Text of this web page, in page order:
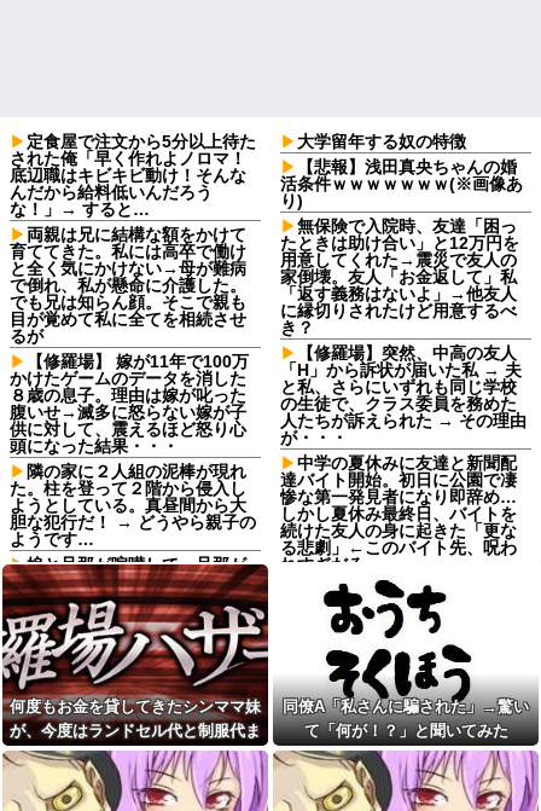
定食屋で注文から5分以上待た
された俺「早く作れよノロマ！
底辺職はキビキビ動け！そんな
んだから給料低いんだろう
な！」→ すると…
両親は兄に結構な額をかけて
育ててきた。私には高卒で働け
と全く気にかけない→母が難病
で倒れ、私が懸命に介護した。
でも兄は知らん顔。そこで親も
目が覚めて私に全てを相続させ
るが
【修羅場】 嫁が11年で100万
かけたゲームのデータを消した
８歳の息子。理由は嫁が叱った
腹いせ→滅多に怒らない嫁が子
供に対して、震えるほど怒り心
頭になった結果・・・
隣の家に２人組の泥棒が現れ
た。柱を登って２階から侵入し
ようとしている。真昼間から大
胆な犯行だ！ → どうやら親子の
ようです…
娘と旦那が喧嘩して、旦那が
「だからお前は嫌われるんだ
よ！」と言い放ってしまっ
て・・・
義父「事故を起こす前に免許
を返そうと思う」私「その決断
は立派ですね…」→義父の一言
に胸が熱くなって…
どれだけ食べても体型が変わ
らない彼女。その理由を聞いた
ら、思いもしなかった方法で維
持していて…
友人宅で。私「この子どうし
大学留年する奴の特徴
【悲報】浅田真央ちゃんの婚
活条件ｗｗｗｗｗｗｗ(※画像あ
り)
無保険で入院時、友達「困っ
たときは助け合い」と12万円を
用意してくれた→震災で友人の
家倒壊。友人「お金返して」私
「返す義務はないよ」→他友人
に縁切りされたけど用意するべ
き？
【修羅場】突然、中高の友人
「H」から訴状が届いた私 → 夫
と私、さらにいずれも同じ学校
の生徒で、クラス委員を務めた
人たちが訴えられた → その理由
が・・・
中学の夏休みに友達と新聞配
達バイト開始。初日に公園で凄
惨な第一発見者になり即辞め…
しかし夏休み最終日、バイトを
続けた友人の身に起きた「更な
る悲劇」←このバイト先、呪わ
れすぎだろ
高校の同級生で現在28歳の友
達に1年ぶりに会ったら自称毒舌
系になってたんで縁切った…
【悲報】日本人、募金した人
を叩き始める
【画像】さすがにデカすぎる
コスプレイヤーwwwwwwwww
寮の乾燥機を朝から晩まで占
有するアホ同僚に激怒！カゴも
置かずに放置し、出し入れ用に
提供したゴミ袋すら返さない…
上司に相談しても「困ってるの
何度もお金を貸してきたシンママ妹
が、今度はランドセル代と制服代ま
で要求してきた。その裏事情を知っ
て頭を抱えることに…
同僚A「私さんに騙された」→驚い
て「何が！？」と聞いてみた